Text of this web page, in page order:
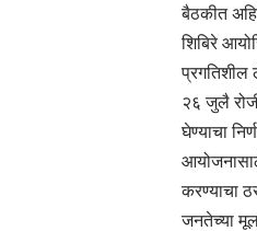
बैठकीत
शिबिरे
प्रगतिशील
२६ जुलै
घेण्याचा
करण्याचा
जनतेच्या